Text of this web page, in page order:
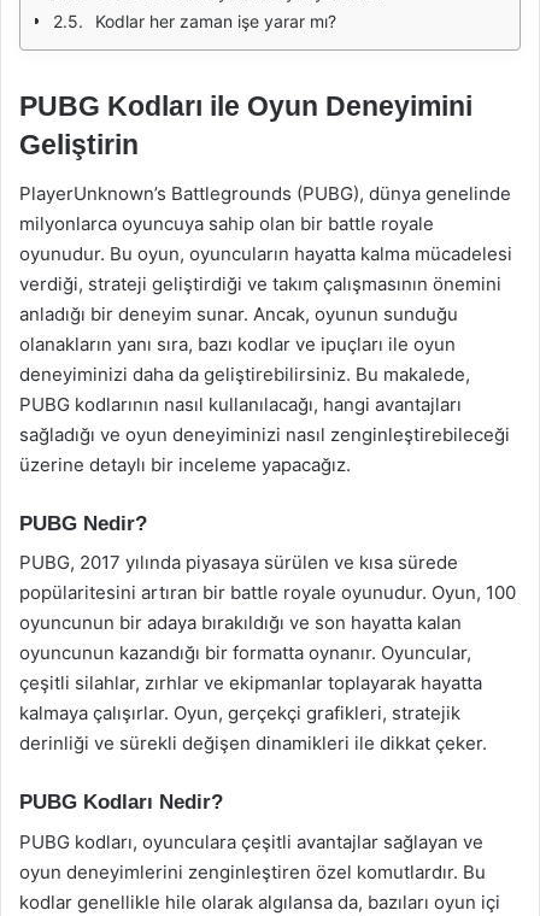
Kodlar her zaman işe yarar mı?
PUBG Kodları ile Oyun Deneyimini
Geliştirin
PlayerUnknown’s Battlegrounds (PUBG), dünya genelinde
milyonlarca oyuncuya sahip olan bir battle royale
oyunudur. Bu oyun, oyuncuların hayatta kalma mücadelesi
verdiği, strateji geliştirdiği ve takım çalışmasının önemini
anladığı bir deneyim sunar. Ancak, oyunun sunduğu
olanakların yanı sıra, bazı kodlar ve ipuçları ile oyun
deneyiminizi daha da geliştirebilirsiniz. Bu makalede,
PUBG kodlarının nasıl kullanılacağı, hangi avantajları
sağladığı ve oyun deneyiminizi nasıl zenginleştirebileceği
üzerine detaylı bir inceleme yapacağız.
PUBG Nedir?
PUBG, 2017 yılında piyasaya sürülen ve kısa sürede
popülaritesini artıran bir battle royale oyunudur. Oyun, 100
oyuncunun bir adaya bırakıldığı ve son hayatta kalan
oyuncunun kazandığı bir formatta oynanır. Oyuncular,
çeşitli silahlar, zırhlar ve ekipmanlar toplayarak hayatta
kalmaya çalışırlar. Oyun, gerçekçi grafikleri, stratejik
derinliği ve sürekli değişen dinamikleri ile dikkat çeker.
PUBG Kodları Nedir?
PUBG kodları, oyunculara çeşitli avantajlar sağlayan ve
oyun deneyimlerini zenginleştiren özel komutlardır. Bu
kodlar genellikle hile olarak algılansa da, bazıları oyun içi